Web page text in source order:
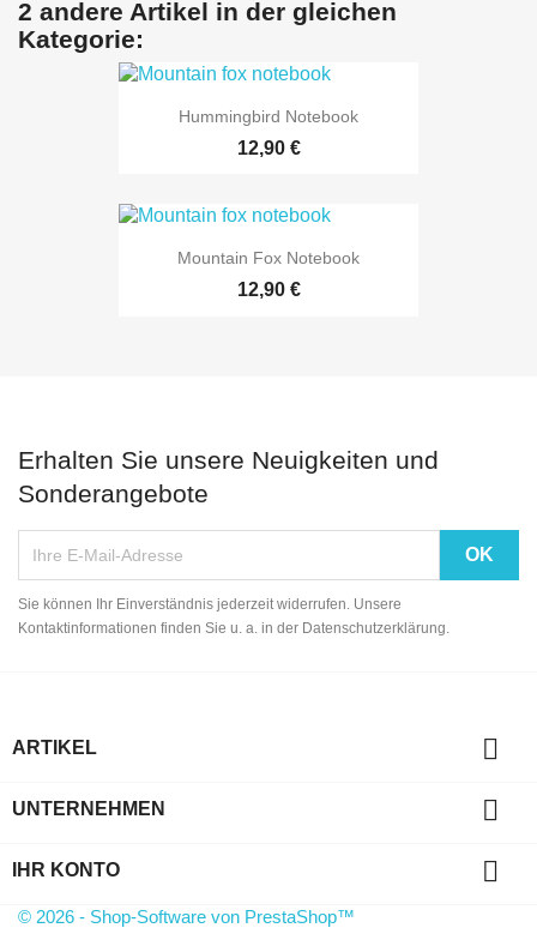
2 andere Artikel in der gleichen
Kategorie:
Hummingbird Notebook
12,90 €
Mountain Fox Notebook
12,90 €
Erhalten Sie unsere Neuigkeiten und
Sonderangebote
Sie können Ihr Einverständnis jederzeit widerrufen. Unsere
Kontaktinformationen finden Sie u. a. in der Datenschutzerklärung.
ARTIKEL 
UNTERNEHMEN 
IHR KONTO 
© 2026 - Shop-Software von PrestaShop™